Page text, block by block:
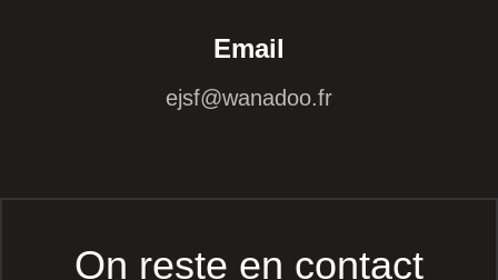
Email
ejsf@wanadoo.fr
On reste en contact